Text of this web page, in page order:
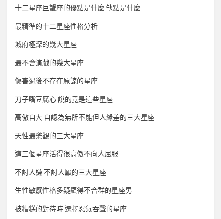
十二星座巨蟹座的優點是什麼 缺點是什麼
最精準的十二星座性格分析
城府極深的幾大星座
最不會演戲的幾大星座
傷害過後不存在原諒的星座
刀子嘴豆腐心 說的竟是這些星座
高傲自大 自認為無所不能但人緣差的三大星座
天性最樂觀的三大星座
這三個星座活得很高傲不向人屈服
不討人嫌 不討人厭的三大星座
生性敏感性格多疑顯得不合群的星座男
被糟糕的對待時 選擇忍氣吞聲的星座